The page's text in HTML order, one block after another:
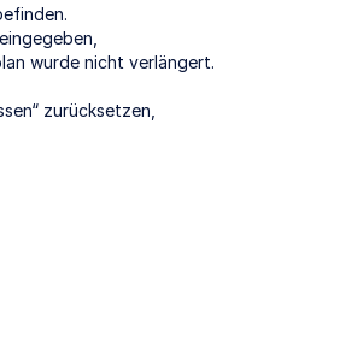
wurde nicht verlängert.
zurücksetzen,